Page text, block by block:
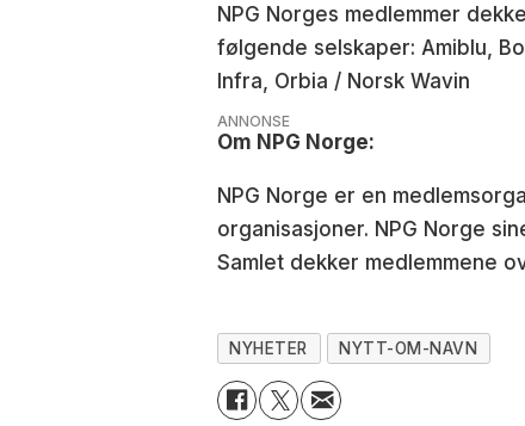
NPG Norges medlemmer
følgende selskaper: Amiblu,
Infra, Orbia / Norsk Wavin
ANNONSE
Om NPG Norge:
NPG Norge er en
organisasjoner. NPG Norge
Samlet dekker medlemmene
NYHETER NYTT-OM-NAVN